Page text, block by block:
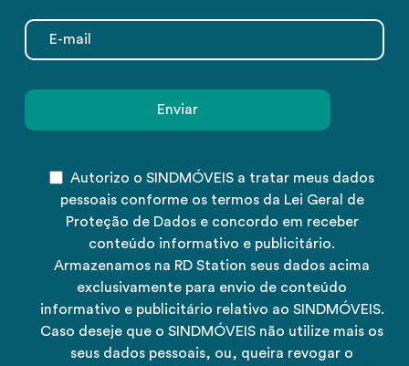
Autorizo o SINDMÓVEIS a tratar meus dados
pessoais conforme os termos da Lei Geral de
Proteção de Dados e concordo em receber
conteúdo informativo e publicitário.
Armazenamos na RD Station seus dados acima
exclusivamente para envio de conteúdo
informativo e publicitário relativo ao SINDMÓVEIS.
Caso deseje que o SINDMÓVEIS não utilize mais os
seus dados pessoais, ou, queira revogar o